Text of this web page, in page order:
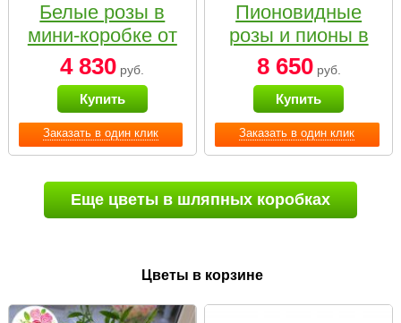
Заказать в один клик
Белые розы в
мини-коробке от
Bella Fiori
4 830 руб.
Купить
Заказать в один клик
Пионовидные
розы и пионы в
белой коробке
Small
8 650руб.
Купить
Еще цветы в шляпных коробках
Цветы в корзине